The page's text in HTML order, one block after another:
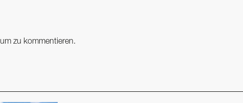
um zu kommentieren.